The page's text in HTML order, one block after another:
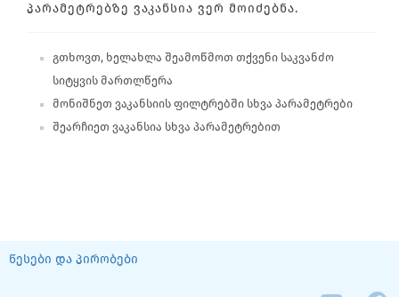
ᲞᲐᲠᲐᲛᲔᲢᲠᲔᲑᲖᲔ ᲕᲐᲙᲐᲜᲡᲘᲐ ᲕᲔᲠ ᲛᲝᲘᲫᲔᲑᲜᲐ.
გთხოვთ, ხელახლა შეამოწმოთ თქვენი საკვანძო
სიტყვის მართლწერა
მონიშნეთ ვაკანსიის ფილტრებში სხვა პარამეტრები
შეარჩიეთ ვაკანსია სხვა პარამეტრებით
წესები და პირობები